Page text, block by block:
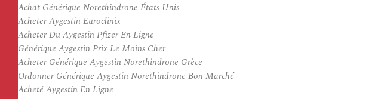
Achat Générique Norethindrone États Unis
Acheter Aygestin Euroclinix
Acheter Du Aygestin Pfizer En Ligne
Générique Aygestin Prix Le Moins Cher
Acheter Générique Aygestin Norethindrone Grèce
Ordonner Générique Aygestin Norethindrone Bon Marché
Acheté Aygestin En Ligne